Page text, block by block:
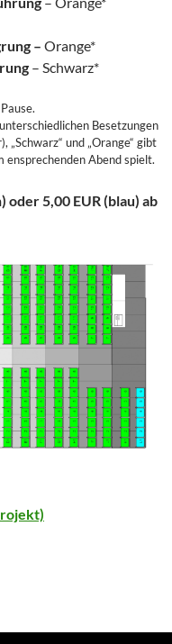
– Orange*
– Schwarz*
Besetzungen
und „Orange“ gibt
ensprechenden Abend spielt.
oder 5,00 EUR (blau) ab